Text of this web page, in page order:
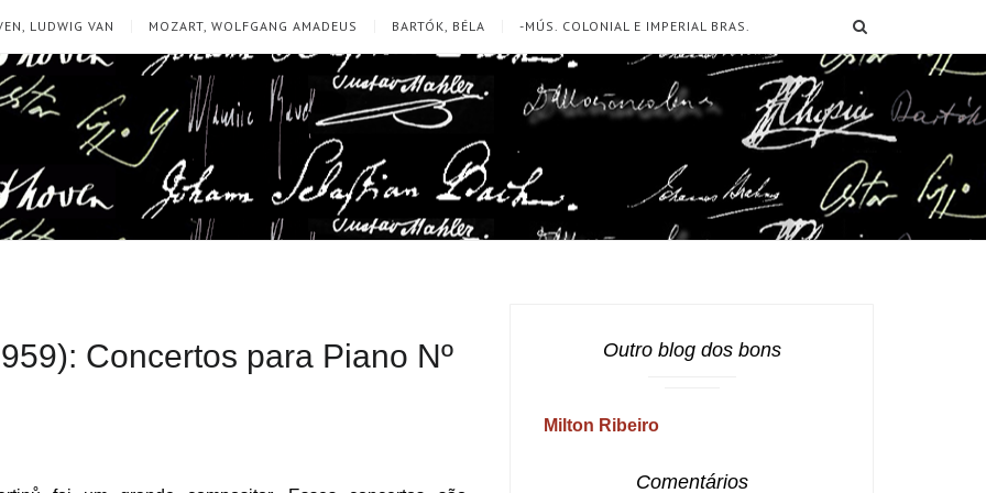
LUDWIG VAN MOZART, WOLFGANG AMADEUS BARTÓK, BÉLA -MÚS. COLONIAL E IMPERIAL BRAS.
Concertos para Piano Nº
Outro blog dos bons
Milton Ribeiro
Comentários